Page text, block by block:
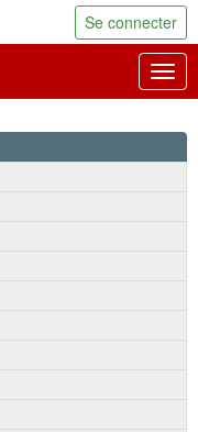
Se connecter